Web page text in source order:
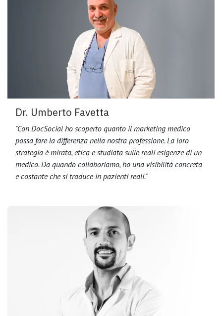
Dr. Umberto Favetta
"Con DocSocial ho scoperto quanto il marketing medico
possa fare la differenza nella nostra professione. La loro
strategia è mirata, etica e studiata sulle reali esigenze di un
medico. Da quando collaboriamo, ho una visibilità concreta
e costante che si traduce in pazienti reali."